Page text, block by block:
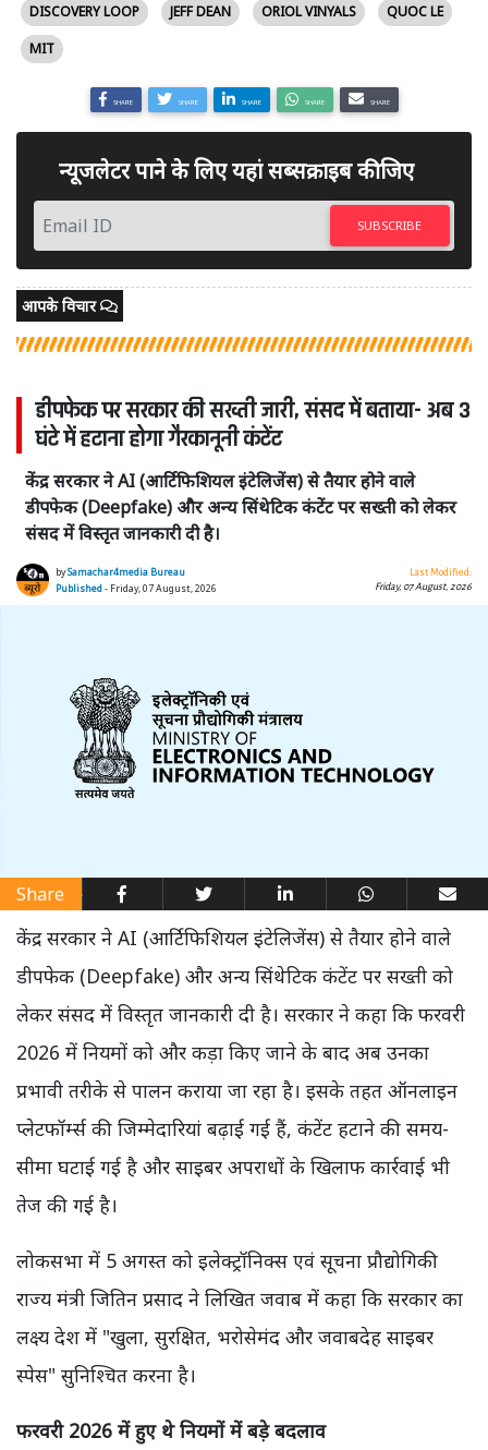
DISCOVERY LOOP
JEFF DEAN ORIOL VINYALS
QUOC LE
MIT
SHARE SHARE SHARE SHARE SHARE
न्यूजलेटर पाने के लिए यहां सब्सक्राइब कीजिए
SUBSCRIBE
आपके विचार
डीपफेक पर सरकार की सख्ती जारी, संसद में बताया- अब 3
घंटे में हटाना होगा गैरकानूनी कंटेंट
केंद्र सरकार ने AI (आर्टिफिशियल इंटेलिजेंस) से तैयार होने वाले
डीपफेक (Deepfake) और अन्य सिंथेटिक कंटेंट पर सख्ती को लेकर
संसद में विस्तृत जानकारी दी है।
bySamachar4media Bureau
Published- Friday, 07 August, 2026
Last Modified:
Friday, 07 August, 2026
Share
केंद्र सरकार ने AI (आर्टिफिशियल इंटेलिजेंस) से तैयार होने वाले
डीपफेक (Deepfake) और अन्य सिंथेटिक कंटेंट पर सख्ती को
लेकर संसद में विस्तृत जानकारी दी है। सरकार ने कहा कि फरवरी
2026 में नियमों को और कड़ा किए जाने के बाद अब उनका
प्रभावी तरीके से पालन कराया जा रहा है। इसके तहत ऑनलाइन
प्लेटफॉर्म्स की जिम्मेदारियां बढ़ाई गई हैं, कंटेंट हटाने की समय-
सीमा घटाई गई है और साइबर अपराधों के खिलाफ कार्रवाई भी
तेज की गई है।
लोकसभा में 5 अगस्त को इलेक्ट्रॉनिक्स एवं सूचना प्रौद्योगिकी
राज्य मंत्री जितिन प्रसाद ने लिखित जवाब में कहा कि सरकार का
लक्ष्य देश में "खुला, सुरक्षित, भरोसेमंद और जवाबदेह साइबर
स्पेस" सुनिश्चित करना है।
फरवरी 2026 में हुए थे नियमों में बड़े बदलाव